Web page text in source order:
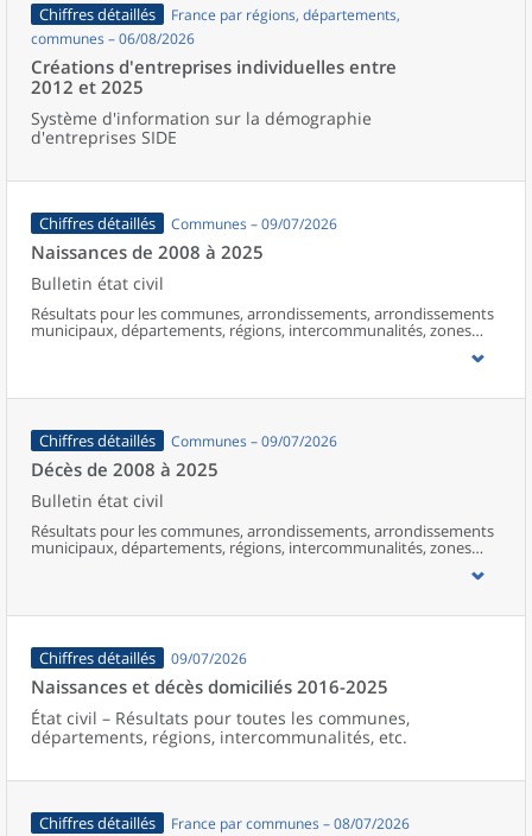
Chiffres détaillés
France par régions, départements,
communes – 06/08/2026
Créations d'entreprises individuelles entre
2012 et 2025
Système d'information sur la démographie
d'entreprises SIDE
Chiffres détaillés Communes – 09/07/2026
Naissances de 2008 à 2025
Bulletin état civil
Résultats pour les communes, arrondissements, arrondissements
municipaux, départements, régions, intercommunalités, zones
d’emploi, bassins de vie, unités urbaines et aires d’attraction des
Chiffres détaillés Communes – 09/07/2026
Décès de 2008 à 2025
Bulletin état civil
Résultats pour les communes, arrondissements, arrondissements
municipaux, départements, régions, intercommunalités, zones
d’emploi, bassins de vie, unités urbaines et aires d’attraction des
Chiffres détaillés 09/07/2026
Naissances et décès domiciliés 2016-2025
État civil – Résultats pour toutes les communes,
départements, régions, intercommunalités, etc.
Chiffres détaillés France par communes – 08/07/2026